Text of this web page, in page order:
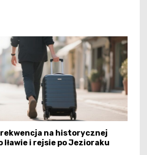
na historycznej
Iławie i rejsie po Jezioraku